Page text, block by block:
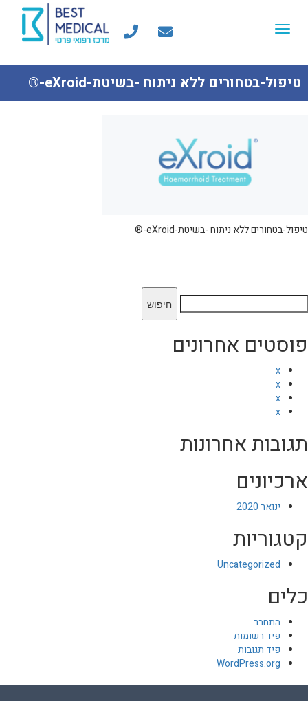
Toggle
טיפול-בטחורים ללא ניתוח -בשיטת-eXroid-®
טיפול-בטחורים ללא ניתוח -בשיטת-eXroid-®
חיפוש:
פוסטים אחרונים
x
x
x
x
תגובות אחרונות
ארכיונים
ינואר 2020
קטגוריות
Uncategorized
כלים
התחבר
פיד רשומות
פיד תגובות
WordPress.org